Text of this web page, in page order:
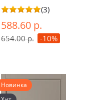
(3)
588.60 р.
654.00 р. -10%
Новинка